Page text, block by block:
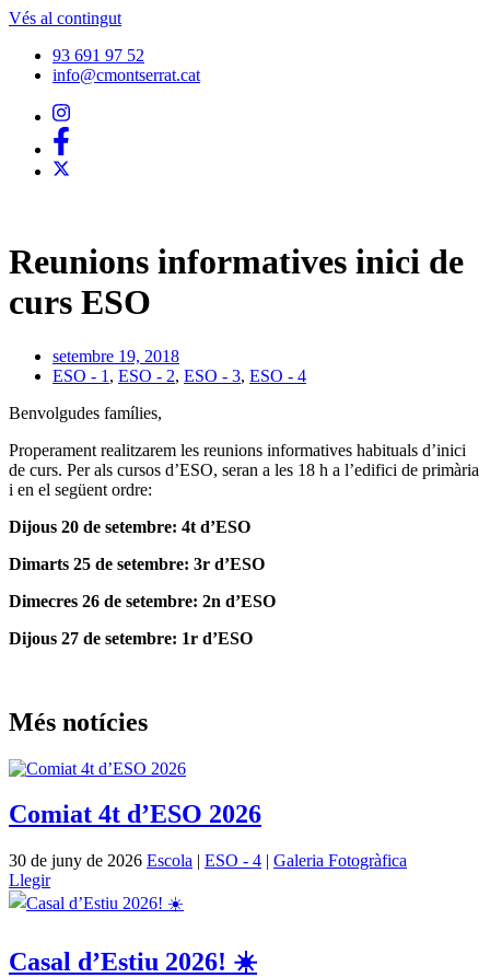
Vés al contingut
93 691 97 52
info@cmontserrat.cat
Reunions informatives inici de
curs ESO
setembre 19, 2018
ESO - 1 , ESO - 2, ESO - 3, ESO - 4
Benvolgudes famílies,
Properament realitzarem les reunions informatives habituals d’inici
de curs. Per als cursos d’ESO, seran a les 18 h a l’edifici de primària
i en el següent ordre:
Dijous 20 de setembre: 4t d’ESO
Dimarts 25 de setembre: 3r d’ESO
Dimecres 26 de setembre: 2n d’ESO
Dijous 27 de setembre: 1r d’ESO
Més notícies
Comiat 4t d’ESO 2026
30 de juny de 2026 Escola | ESO - 4 | Galeria Fotogràfica
Llegir
Casal d’Estiu 2026! ☀️